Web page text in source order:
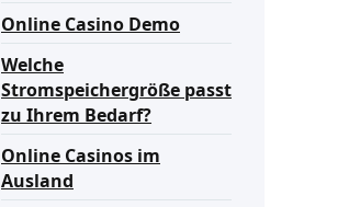
Online Casino Demo
Welche
Stromspeichergröße passt
zu Ihrem Bedarf?
Online Casinos im
Ausland